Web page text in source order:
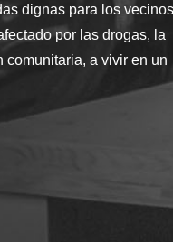
dignas para los
por las drogas, la
a vivir en un